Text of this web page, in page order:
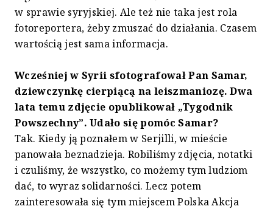
w sprawie syryjskiej. Ale też nie taka jest rola
fotoreportera, żeby zmuszać do działania. Czasem
wartością jest sama informacja.
Wcześniej w Syrii sfotografował Pan Samar,
dziewczynkę cierpiącą na leiszmaniozę. Dwa
lata temu zdjęcie opublikował „Tygodnik
Powszechny”. Udało się pomóc Samar?
Tak. Kiedy ją poznałem w Serjilli, w mieście
panowała beznadzieja. Robiliśmy zdjęcia, notatki
i czuliśmy, że wszystko, co możemy tym ludziom
dać, to wyraz solidarności. Lecz potem
zainteresowała się tym miejscem Polska Akcja